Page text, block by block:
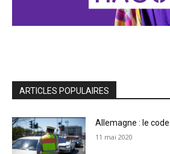
ARTICLES POPULAIRES
Allemagne : le
11 mai 2020